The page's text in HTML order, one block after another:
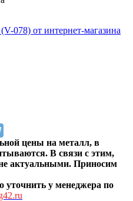
цены на металл, в
аются. В связи с этим,
актуальными. Приносим
уточнить у менеджера по